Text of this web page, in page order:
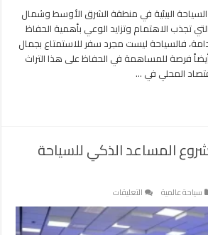
البيئية في منطقة الشرق الأوسط وشمال
تجذب الاهتمام وتزايد الوعي بأهمية الحفاظ
فالسياحة ليست مجرد سفر للاستمتاع بجمال
فرصة للمساهمة في الحفاظ على هذا التراث
المحلي في …
المساعد الذكي للسياحة
سياحة عالمية التعليقات
الشارقة
تطلق